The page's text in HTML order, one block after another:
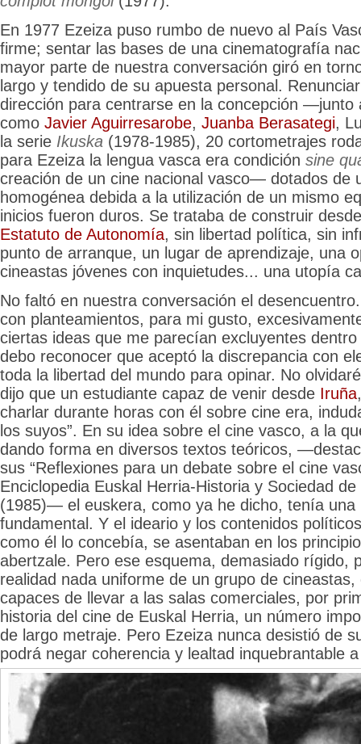
En 1977 Ezeiza puso rumbo de nuevo al País
firme; sentar las bases de una cinematografía
mayor parte de nuestra conversación giró en
largo y tendido de su apuesta personal.
dirección para centrarse en la concepción —junto
como Javier Aguirresarobe, Juanba Berasategi,
la serie Ikuska (1978-1985), 20 cortometrajes
para Ezeiza la lengua vasca era condición sine
creación de un cine nacional vasco— dotados de
homogénea debida a la utilización de un mismo
inicios fueron duros. Se trataba de construir
Estatuto de Autonomía, sin libertad política, sin
punto de arranque, un lugar de aprendizaje, una
cineastas jóvenes con inquietudes... una utopía
No faltó en nuestra conversación el
con planteamientos, para mi gusto,
ciertas ideas que me parecían excluyentes
debo reconocer que aceptó la discrepancia con
toda la libertad del mundo para opinar. No
dijo que un estudiante capaz de venir desde Iruña
charlar durante horas con él sobre cine era,
los suyos”. En su idea sobre el cine vasco, a la
dando forma en diversos textos teóricos,
sus “Reflexiones para un debate sobre el cine
Enciclopedia Euskal Herria-Historia y Sociedad
(1985)— el euskera, como ya he dicho, tenía una
fundamental. Y el ideario y los contenidos
como él lo concebía, se asentaban en los
abertzale. Pero ese esquema, demasiado rígido,
realidad nada uniforme de un grupo de
capaces de llevar a las salas comerciales, por
historia del cine de Euskal Herria, un número
de largo metraje. Pero Ezeiza nunca desistió de
podrá negar coherencia y lealtad inquebrantable